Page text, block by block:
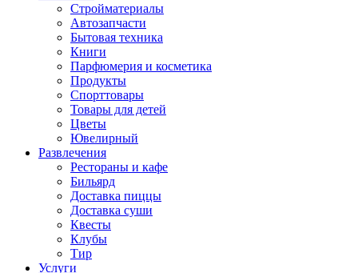
Стройматериалы
Автозапчасти
Бытовая техника
Книги
Парфюмерия и косметика
Продукты
Спорттовары
Товары для детей
Цветы
Ювелирный
Развлечения
Рестораны и кафе
Бильярд
Доставка пиццы
Доставка суши
Квесты
Клубы
Тир
Услуги